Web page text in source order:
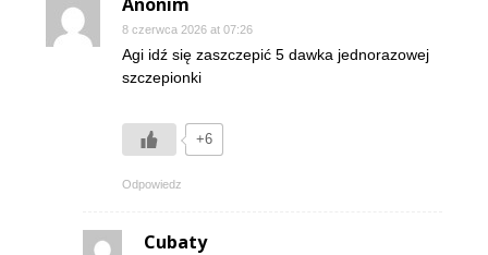
8 czerwca 2026 at 07:26
Agi idź się zaszczepić 5 dawka jednorazowej
szczepionki
+6
Odpowiedz
Cubaty